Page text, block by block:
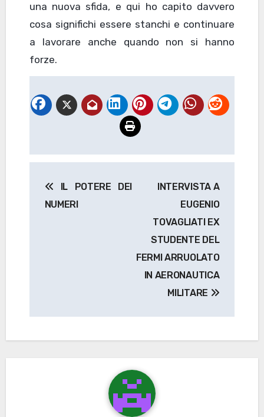
una nuova sfida, e qui ho capito davvero
cosa significhi essere stanchi e continuare
a lavorare anche quando non si hanno
forze.
articoli
IL POTERE DEI
NUMERI
INTERVISTA A
EUGENIO
TOVAGLIATI EX
STUDENTE DEL
FERMI ARRUOLATO
IN AERONAUTICA
MILITARE